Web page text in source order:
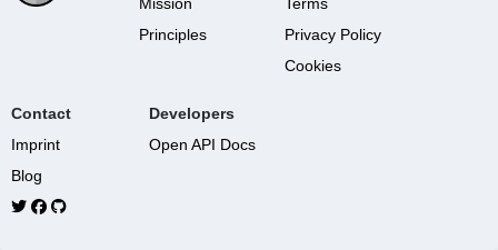
Principles
Privacy Policy
Cookies
Contact
Imprint
Blog
Developers
Open API Docs